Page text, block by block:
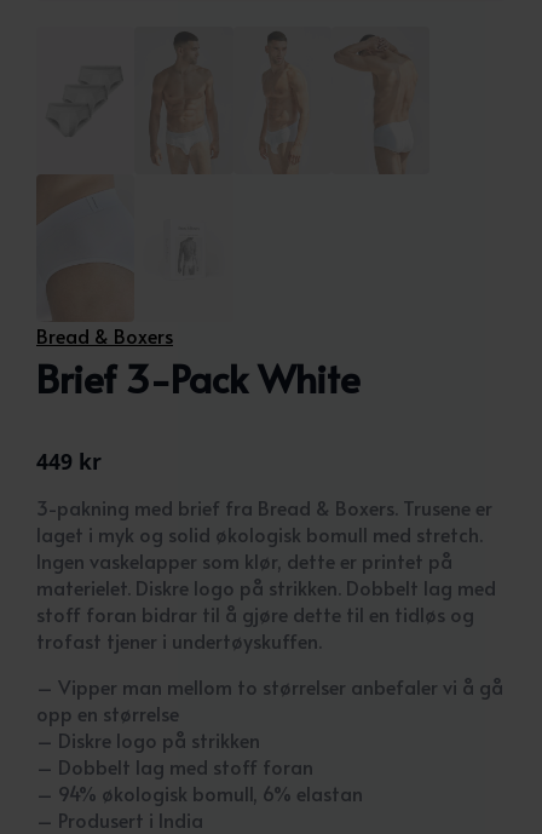
Bread & Boxers
Brief 3-Pack White
449 kr
3-pakning med brief fra Bread & Boxers. Trusene er
laget i myk og solid økologisk bomull med stretch.
Ingen vaskelapper som klør, dette er printet på
materielet. Diskre logo på strikken. Dobbelt lag med
stoff foran bidrar til å gjøre dette til en tidløs og
trofast tjener i undertøyskuffen.
– Vipper man mellom to størrelser anbefaler vi å gå
opp en størrelse
– Diskre logo på strikken
– Dobbelt lag med stoff foran
– 94% økologisk bomull, 6% elastan
– Produsert i India